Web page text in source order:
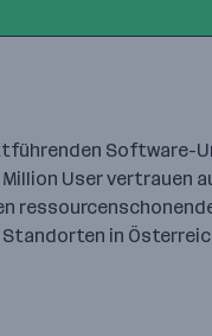
Software-
Million User
Standorten in